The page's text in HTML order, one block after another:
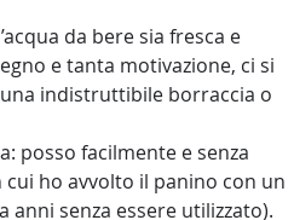
da bere sia fresca e
e tanta motivazione, ci si
indistruttibile borraccia o
posso facilmente e senza
ho avvolto il panino con un
senza essere utilizzato).